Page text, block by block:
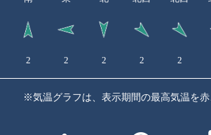
2 2 2 2 2
※気温グラフは、表示期間の最高気温を赤